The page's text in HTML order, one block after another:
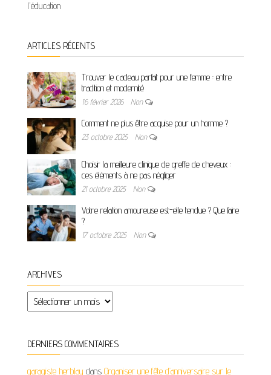
l'éducation
ARTICLES RÉCENTS
Trouver le cadeau parfait pour une femme : entre
tradition et modernité
16 février 2026 Non
Comment ne plus être acquise pour un homme ?
23 octobre 2025 Non
Choisir la meilleure clinique de greffe de cheveux :
ces éléments à ne pas négliger
21 octobre 2025 Non
Votre relation amoureuse est-elle tendue ? Que faire
?
17 octobre 2025 Non
ARCHIVES
Archives
DERNIERS COMMENTAIRES
garagiste herblay dans Organiser une fête d’anniversaire sur le